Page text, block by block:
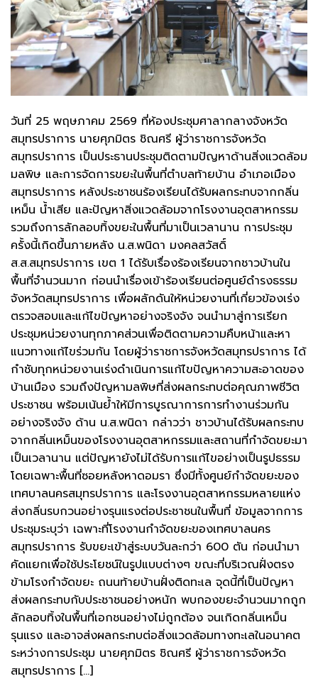
วันที่ 25 พฤษภาคม 2569 ที่ห้องประชุมศาลากลางจังหวัด
สมุทรปราการ นายศุภมิตร ชิณศรี ผู้ว่าราชการจังหวัด
สมุทรปราการ เป็นประธานประชุมติดตามปัญหาด้านสิ่งแวดล้อม
มลพิษ และการจัดการขยะในพื้นที่ตำบลท้ายบ้าน อำเภอเมือง
สมุทรปราการ หลังประชาชนร้องเรียนได้รับผลกระทบจากกลิ่น
เหม็น น้ำเสีย และปัญหาสิ่งแวดล้อมจากโรงงานอุตสาหกรรม
รวมถึงการลักลอบทิ้งขยะในพื้นที่มาเป็นเวลานาน การประชุม
ครั้งนี้เกิดขึ้นภายหลัง น.ส.พนิดา มงคลสวัสดิ์
ส.ส.สมุทรปราการ เขต 1 ได้รับเรื่องร้องเรียนจากชาวบ้านใน
พื้นที่จำนวนมาก ก่อนนำเรื่องเข้าร้องเรียนต่อศูนย์ดำรงธรรม
จังหวัดสมุทรปราการ เพื่อผลักดันให้หน่วยงานที่เกี่ยวข้องเร่ง
ตรวจสอบและแก้ไขปัญหาอย่างจริงจัง จนนำมาสู่การเรียก
ประชุมหน่วยงานทุกภาคส่วนเพื่อติดตามความคืบหน้าและหา
แนวทางแก้ไขร่วมกัน โดยผู้ว่าราชการจังหวัดสมุทรปราการ ได้
กำชับทุกหน่วยงานเร่งดำเนินการแก้ไขปัญหาความสะอาดของ
บ้านเมือง รวมถึงปัญหามลพิษที่ส่งผลกระทบต่อคุณภาพชีวิต
ประชาชน พร้อมเน้นย้ำให้มีการบูรณาการการทำงานร่วมกัน
อย่างจริงจัง ด้าน น.ส.พนิดา กล่าวว่า ชาวบ้านได้รับผลกระทบ
จากกลิ่นเหม็นของโรงงานอุตสาหกรรมและสถานที่กำจัดขยะมา
เป็นเวลานาน แต่ปัญหายังไม่ได้รับการแก้ไขอย่างเป็นรูปธรรม
โดยเฉพาะพื้นที่ซอยหลังหาดอมรา ซึ่งมีทั้งศูนย์กำจัดขยะของ
เทศบาลนครสมุทรปราการ และโรงงานอุตสาหกรรมหลายแห่ง
ส่งกลิ่นรบกวนอย่างรุนแรงต่อประชาชนในพื้นที่ ข้อมูลจากการ
ประชุมระบุว่า เฉพาะที่โรงงานกำจัดขยะของเทศบาลนคร
สมุทรปราการ รับขยะเข้าสู่ระบบวันละกว่า 600 ตัน ก่อนนำมา
คัดแยกเพื่อใช้ประโยชน์ในรูปแบบต่างๆ ขณะที่บริเวณฝั่งตรง
ข้ามโรงกำจัดขยะ ถนนท้ายบ้านฝั่งติดทะเล จุดนี้ที่เป็นปัญหา
ส่งผลกระทบกับประชาชนอย่างหนัก พบกองขยะจำนวนมากถูก
ลักลอบทิ้งในพื้นที่เอกชนอย่างไม่ถูกต้อง จนเกิดกลิ่นเหม็น
รุนแรง และอาจส่งผลกระทบต่อสิ่งแวดล้อมทางทะเลในอนาคต
ระหว่างการประชุม นายศุภมิตร ชิณศรี ผู้ว่าราชการจังหวัด
สมุทรปราการ […]